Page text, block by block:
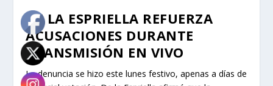
DE LA ESPRIELLA REFUERZA
ACUSACIONES DURANTE
TRANSMISIÓN EN VIVO
La denuncia se hizo este lunes festivo, apenas a días de